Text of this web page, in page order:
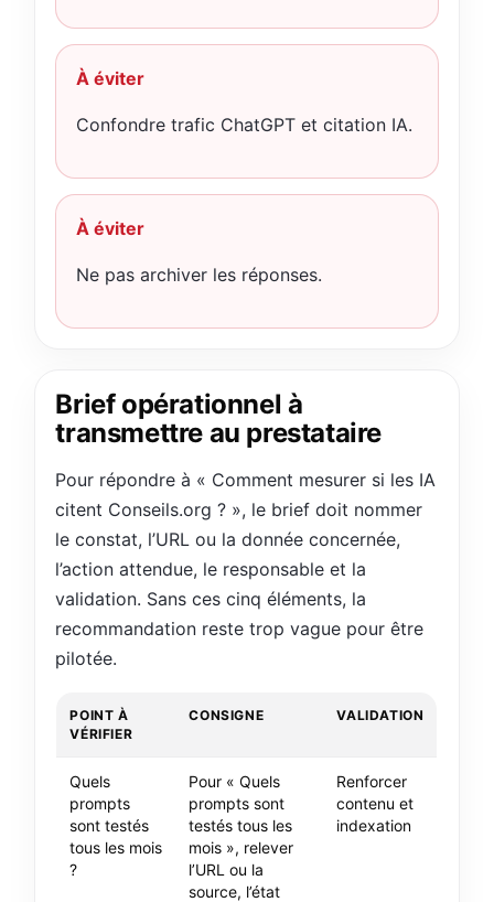
À éviter
Confondre trafic ChatGPT et citation IA.
À éviter
Ne pas archiver les réponses.
Brief opérationnel à
transmettre au prestataire
Pour répondre à « Comment mesurer si les IA
citent Conseils.org ? », le brief doit nommer
le constat, l’URL ou la donnée concernée,
l’action attendue, le responsable et la
validation. Sans ces cinq éléments, la
recommandation reste trop vague pour être
pilotée.
POINT À
VÉRIFIER
CONSIGNE VALIDATION
Quels
prompts
sont testés
tous les mois
?
Pour « Quels
prompts sont
testés tous les
mois », relever
l’URL ou la
source, l’état
Renforcer
contenu et
indexation